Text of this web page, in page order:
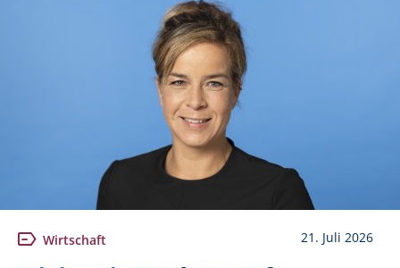
Wirtschaft 21. Juli 2026